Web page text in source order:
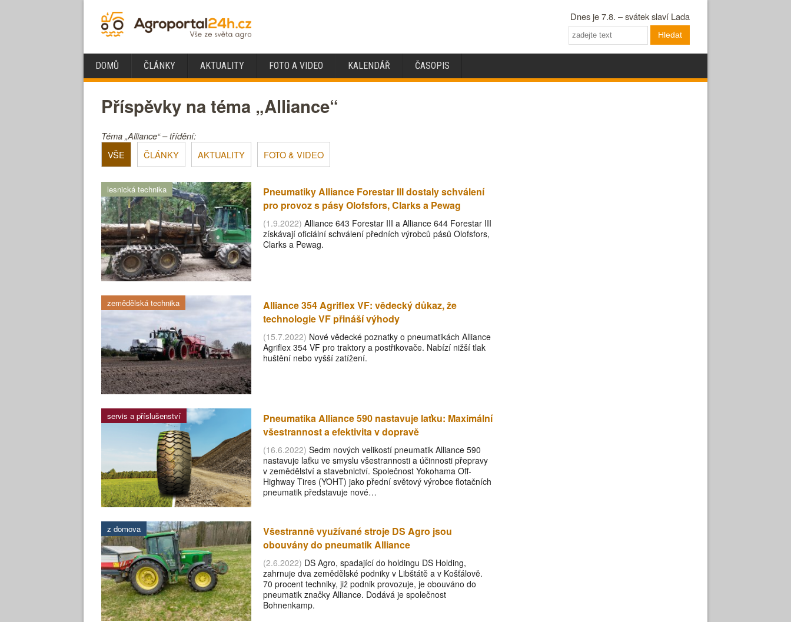
Dnes je 7.8. – svátek slaví Lada
Hledat
DOMŮ ČLÁNKY AKTUALITY FOTO A VIDEO KALENDÁŘ ČASOPIS
Příspěvky na téma „Alliance“
Téma „Alliance“ – třídění:
VŠE
ČLÁNKY AKTUALITY FOTO & VIDEO
lesnická technika
Pneumatiky Alliance Forestar III dostaly schválení
pro provoz s pásy Olofsfors, Clarks a Pewag
(1.9.2022) Alliance 643 Forestar III a Alliance 644 Forestar III
získávají oficiální schválení předních výrobců pásů Olofsfors,
Clarks a Pewag.
zemědělská technika
Alliance 354 Agriflex VF: vědecký důkaz, že
technologie VF přináší výhody
(15.7.2022) Nové vědecké poznatky o pneumatikách Alliance
Agriflex 354 VF pro traktory a postřikovače. Nabízí nižší tlak
huštění nebo vyšší zatížení.
servis a příslušenství
Pneumatika Alliance 590 nastavuje laťku: Maximální
všestrannost a efektivita v dopravě
(16.6.2022) Sedm nových velikostí pneumatik Alliance 590
nastavuje laťku ve smyslu všestrannosti a účinnosti přepravy
v zemědělství a stavebnictví. Společnost Yokohama Off-
Highway Tires (YOHT) jako přední světový výrobce flotačních
pneumatik představuje nové…
z domova
Všestranně využívané stroje DS Agro jsou
obouvány do pneumatik Alliance
(2.6.2022) DS Agro, spadající do holdingu DS Holding,
zahrnuje dva zemědělské podniky v Libštátě a v Košťálově.
70 procent techniky, již podnik provozuje, je obouváno do
pneumatik značky Alliance. Dodává je společnost
Bohnenkamp.